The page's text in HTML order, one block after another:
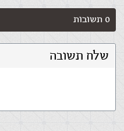
0 תשובות
שלח תשובה